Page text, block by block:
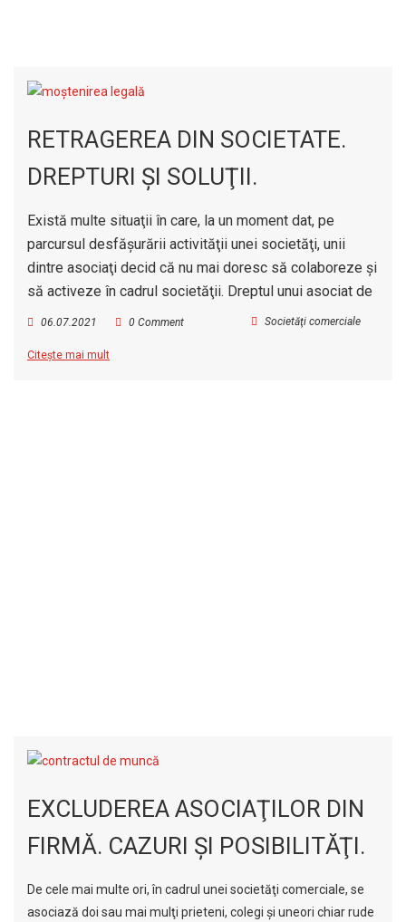
RETRAGEREA DIN SOCIETATE.
DREPTURI ŞI SOLUŢII.
Există multe situaţii în care, la un moment dat, pe
parcursul desfăşurării activităţii unei societăţi, unii
dintre asociaţi decid că nu mai doresc să colaboreze şi
să activeze în cadrul societăţii. Dreptul unui asociat de
06.07.2021 Societăţi comerciale
0 Comment
Citește mai mult
EXCLUDEREA ASOCIAŢILOR DIN
FIRMĂ. CAZURI ŞI POSIBILITĂŢI.
De cele mai multe ori, în cadrul unei societăţi comerciale, se
asociază doi sau mai mulţi prieteni, colegi şi uneori chiar rude